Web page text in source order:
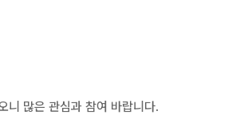
니 많은 관심과 참여 바랍니다.